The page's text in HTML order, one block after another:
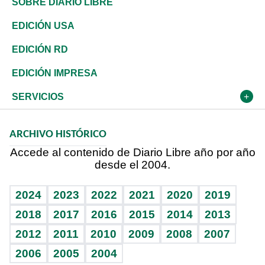
Reportajes
África
Ocenanía
Caribe
Resto del mundo
Vivienda
Telecom.
Global y variable
Economía personal
Buena Vida
Sociales
Novedades
Podcast Arte Libre
Vida y familia
Eñe
Celebrando la vida
Sin complejos
Ciclismo
Tenis
Olimpismo
Más deportes
BRV
TBT Deportivo
De buena tinta
En Directo
Frente al Statu Quo
El Espía
Más firmas
Tecnología
Historia
Despertando al gigante
Cambio climático
Mundo
Economía
Revista
Deportes
Opinión
Hecho en casa
Guía del dinero
SOBRE DIARIO LIBRE
EDICIÓN USA
EDICIÓN RD
EDICIÓN IMPRESA
SERVICIOS
Cumpleaños
Horóscopos
ARCHIVO HISTÓRICO
Accede al contenido de Diario Libre año por año
desde el 2004.
2024 2023 2022 2021 2020
2019
2018
2017 2016 2015 2014
2013
2012
2011 2010 2009 2008
2007
2006
2005 2004